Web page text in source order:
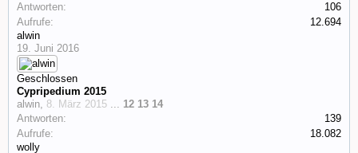
Antworten:
106
Aufrufe:
12.694
alwin
19. Juni 2016
Geschlossen
Cypripedium 2015
alwin, 8. März 2015 ... 12 13 14
Antworten:
139
Aufrufe:
18.082
wolly